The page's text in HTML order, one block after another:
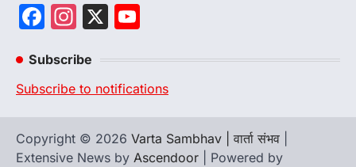
Facebook
Instagram
X
Subscribe
Subscribe to notifications
Copyright © 2026 Varta Sambhav | वार्ता संभव
Extensive News by Ascendoor | Powered by